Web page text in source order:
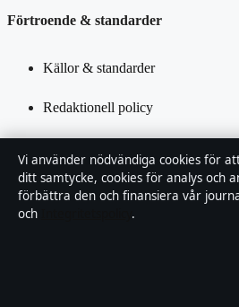
Förtroende & standarder
Källor & standarder
Redaktionell policy
Tillgänglighetsredogörelse
Vi använder nödvändiga cookies för
ditt samtycke, cookies för analys och
förbättra den och finansiera vår
och
.